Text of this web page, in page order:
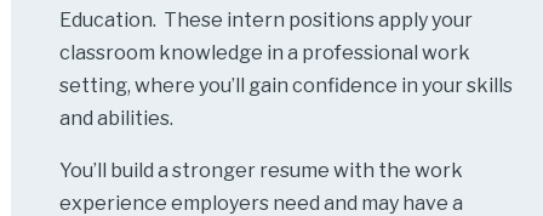
Education. These intern positions apply your
classroom knowledge in a professional work
setting, where you’ll gain confidence in your skills
and abilities.
You’ll build a stronger resume with the work
experience employers need and may have a